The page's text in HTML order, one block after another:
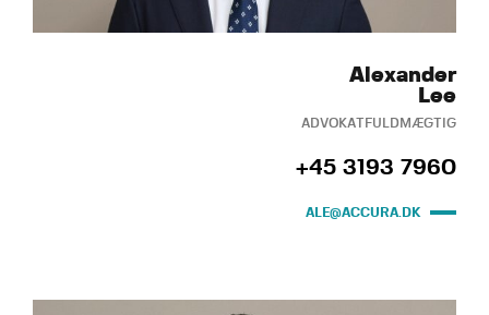
Alexander
Lee
ADVOKATFULDMÆGTIG
+45 3193 7960
ALE@ACCURA.DK